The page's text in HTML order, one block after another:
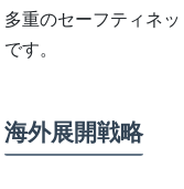
多重のセーフティネ
です。
海外展開戦略